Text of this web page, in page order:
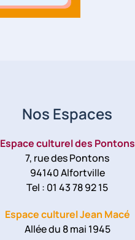
Nos Espaces
Espace culturel des Pontons
7, rue des Pontons
94140 Alfortville
Tel : 01 43 78 92 15
Espace culturel Jean Macé
Allée du 8 mai 1945